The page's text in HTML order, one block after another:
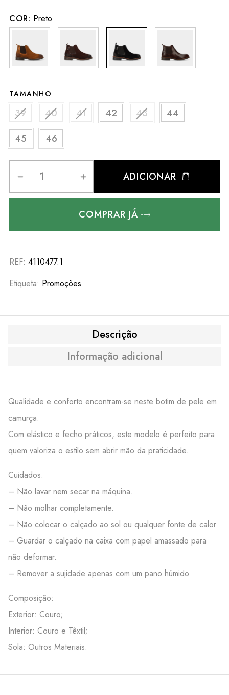
COR: Preto
TAMANHO
39 40 41 42 43
44
45
46
ADICIONAR
COMPRAR JÁ
REF: 4110477.1
Etiqueta: Promoções
Descrição
Informação adicional
Qualidade e conforto encontram-se neste botim de pele em
camurça.
Com elástico e fecho práticos, este modelo é perfeito para
quem valoriza o estilo sem abrir mão da praticidade.
Cuidados:
– Não lavar nem secar na máquina.
– Não molhar completamente.
– Não colocar o calçado ao sol ou qualquer fonte de calor.
– Guardar o calçado na caixa com papel amassado para
não deformar.
– Remover a sujidade apenas com um pano húmido.
Composição:
Exterior: Couro;
Interior: Couro e Têxtil;
Sola: Outros Materiais.